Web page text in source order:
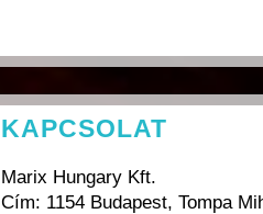
KAPCSOLAT
Marix Hungary Kft.
Cím: 1154 Budapest, Tompa